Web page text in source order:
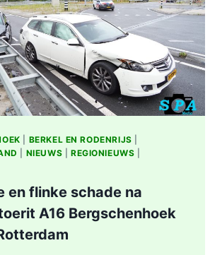
BERKEL EN RODENRIJS
NIEUWS REGIONIEUWS
en flinke schade na
A16 Bergschenhoek